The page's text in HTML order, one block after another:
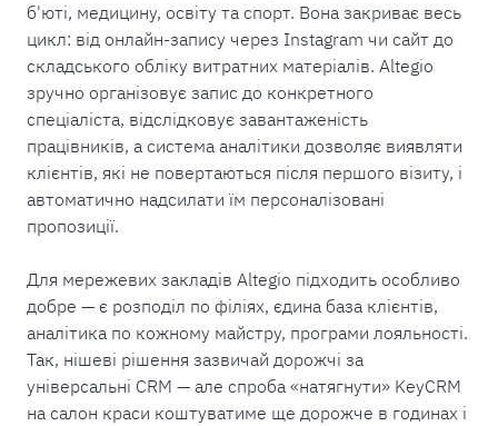
б'юті, медицину, освіту та спорт. Вона закриває весь
цикл: від онлайн-запису через Instagram чи сайт до
складського обліку витратних матеріалів. Altegio
зручно організовує запис до конкретного
спеціаліста, відслідковує завантаженість
працівників, а система аналітики дозволяє виявляти
клієнтів, які не повертаються після першого візиту, і
автоматично надсилати їм персоналізовані
пропозиції.
Для мережевих закладів Altegio підходить особливо
добре — є розподіл по філіях, єдина база клієнтів,
аналітика по кожному майстру, програми лояльності.
Так, нішеві рішення зазвичай дорожчі за
універсальні CRM — але спроба «натягнути» KeyCRM
на салон краси коштуватиме ще дорожче в годинах і